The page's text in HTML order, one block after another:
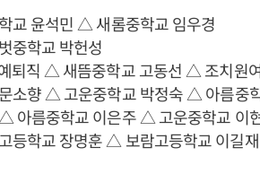
교 윤석민 △ 새롬중학교 임우경
중학교 박헌성
퇴직 △ 새뜸중학교 고동선 △ 조치원
소향 △ 고운중학교 박정숙 △ 아름중
아름중학교 이은주 △ 고운중학교 이
등학교 장명훈 △ 보람고등학교 이길